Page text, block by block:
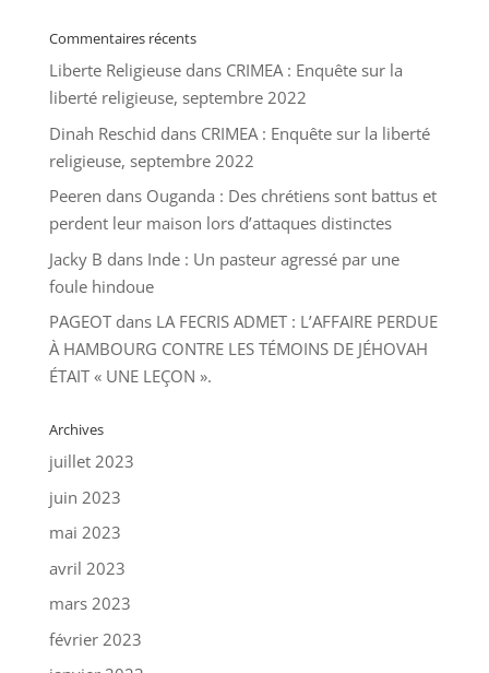
Commentaires récents
Liberte Religieusedans CRIMEA : Enquête sur la
liberté religieuse, septembre 2022
Dinah Reschid dans CRIMEA : Enquête sur la liberté
religieuse, septembre 2022
Peeren dans Ouganda : Des chrétiens sont battus et
perdent leur maison lors d’attaques distinctes
Jacky B dans Inde : Un pasteur agressé par une
foule hindoue
PAGEOTdans LA FECRIS ADMET : L’AFFAIRE PERDUE
À HAMBOURG CONTRE LES TÉMOINS DE JÉHOVAH
ÉTAIT « UNE LEÇON ».
Archives
juillet 2023
juin 2023
mai 2023
avril 2023
mars 2023
février 2023